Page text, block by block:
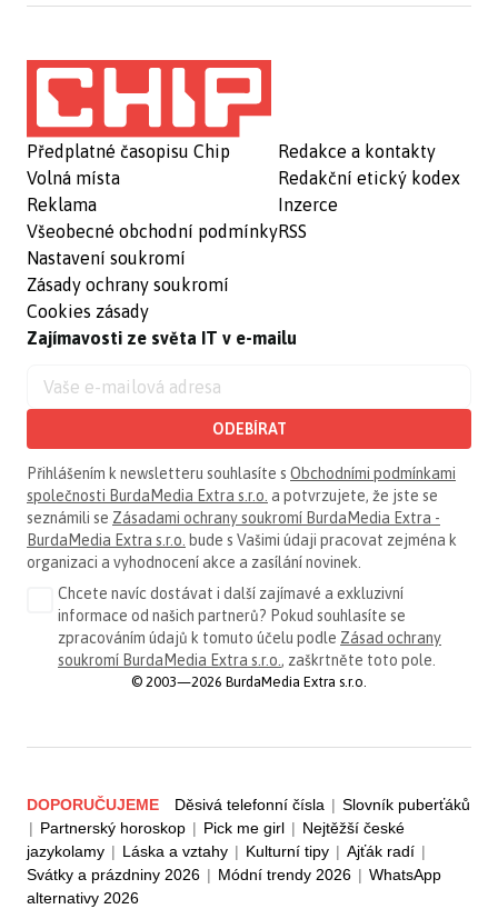
Předplatné časopisu Chip
Volná místa
Reklama
Všeobecné obchodní podmínky
Nastavení soukromí
Zásady ochrany soukromí
Cookies zásady
Redakce a kontakty
Redakční etický kodex
Inzerce
RSS
Zajímavosti ze světa IT v e-mailu
ODEBÍRAT
Přihlášením k newsletteru souhlasíte s Obchodními podmínkami
společnosti BurdaMedia Extra s.r.o. a potvrzujete, že jste se
seznámili se Zásadami ochrany soukromí BurdaMedia Extra -
BurdaMedia Extra s.r.o. bude s Vašimi údaji pracovat zejména k
organizaci a vyhodnocení akce a zasílání novinek.
Chcete navíc dostávat i další zajímavé a exkluzivní
informace od našich partnerů? Pokud souhlasíte se
zpracováním údajů k tomuto účelu podle Zásad ochrany
soukromí BurdaMedia Extra s.r.o. , zaškrtněte toto pole.
© 2003—2026 BurdaMedia Extra s.r.o.
DOPORUČUJEME Děsivá telefonní čísla | Slovník puberťáků
| Partnerský horoskop | Pick me girl | Nejtěžší české
jazykolamy | Láska a vztahy | Kulturní tipy | Ajťák radí |
Svátky a prázdniny 2026 | Módní trendy 2026 | WhatsApp
alternativy 2026